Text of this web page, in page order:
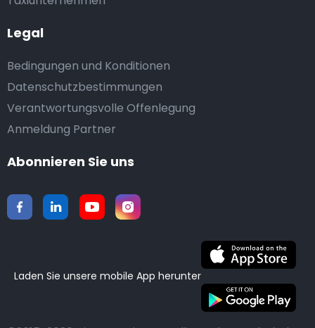
Legal
Bedingungen und Konditionen
Datenschutzbestimmungen
Verantwortungsvolle Offenlegung
Anmeldung Partner
Abonnieren Sie uns
Laden Sie unsere mobile App herunter